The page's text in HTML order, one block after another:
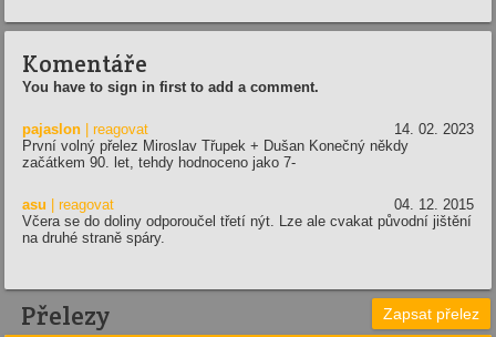
Komentáře
You have to sign in first to add a comment.
pajaslon | reagovat
14. 02. 2023
První volný přelez Miroslav Třupek + Dušan Konečný někdy
začátkem 90. let, tehdy hodnoceno jako 7-
asu | reagovat
04. 12. 2015
Včera se do doliny odporoučel třetí nýt. Lze ale cvakat původní jištění
na druhé straně spáry.
Přelezy Zapsat přelez